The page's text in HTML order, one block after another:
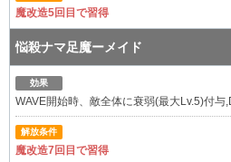
魔改造5回目で習得
悩殺ナマ足魔ーメイド
効果
WAVE開始時、敵全体に衰弱(最大Lv.5)付
解放条件
魔改造7回目で習得